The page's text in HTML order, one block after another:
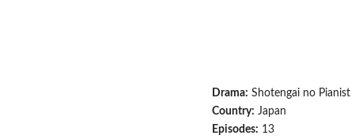
Drama: Shotengai no Pianist
Country: Japan
Episodes: 13